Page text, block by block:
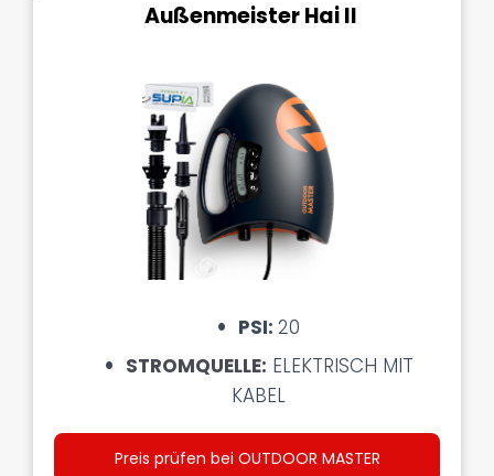
Außenmeister Hai II
PSI: 20
STROMQUELLE: ELEKTRISCH MIT
KABEL
Preis prüfen bei OUTDOOR MASTER